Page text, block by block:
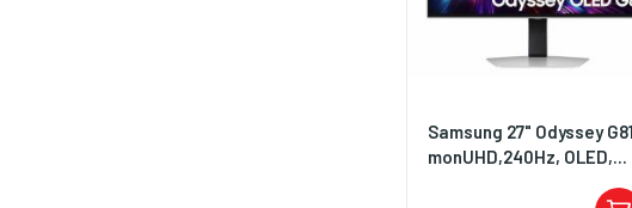
Samsung 27" Odyssey
monUHD,240Hz, OLED,...